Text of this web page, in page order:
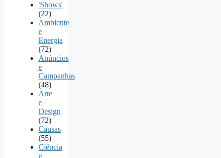
'Shows'
(22)
Ambiente
e
Energia
(72)
Anúncios
e
Campanhas
(48)
Arte
e
Design
(72)
Causas
(55)
Ciência
e